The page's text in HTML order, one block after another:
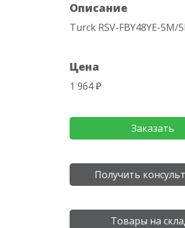
Описание
Turck RSV-FBY48YE-5M/
Цена
1 964 ₽
Заказать
Получить
Товары на